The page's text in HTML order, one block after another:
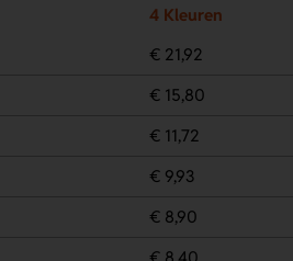
4 Kleuren
€ 21,92
€ 15,80
€ 11,72
€ 9,93
€ 8,90